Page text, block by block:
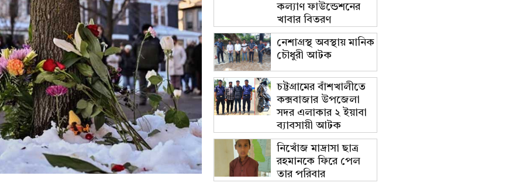
কল্যাণ ফাউন্ডেশনের
খাবার বিতরণ
নেশাগ্রস্থ অবস্থায় মানিক
চৌধুরী আটক
চট্টগ্রামের বাঁশখালীতে
কক্সবাজার উপজেলা
সদর এলাকার ২ ইয়াবা
ব্যাবসায়ী আটক
নিখোঁজ মাদ্রাসা ছাত্র
রহমানকে ফিরে পেল
তার পরিবার